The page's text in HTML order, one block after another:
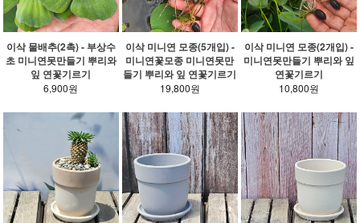
이삭 물배추(2촉) - 부상수
초 미니연못만들기 뿌리와
잎 연꽃기르기
6,900원
이삭 미니연 모종(5개입) -
미니연꽃모종 미니연못만
들기 뿌리와 잎 연꽃기르기
19,800원
이삭 미니연 모종(2개입) -
미니연못만들기 뿌리와 잎
연꽃기르기
10,800원